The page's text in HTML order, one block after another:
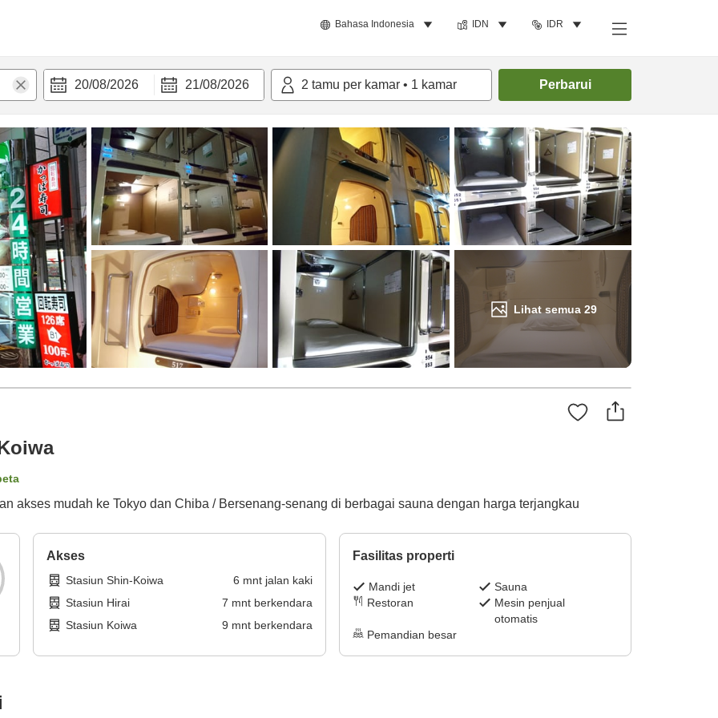
Bahasa Indonesia IDN IDR
20/08/2026 21/08/2026 2 tamu per kamar • 1 kamar Perbarui
Lihat semua 29
Cari kamar
akses mudah ke Tokyo dan Chiba / Bersenang-senang di berbagai sauna dengan harga terjangkau
Akses
Stasiun Shin-Koiwa 6 mnt jalan kaki
Stasiun Hirai
7 mnt berkendara
Stasiun Koiwa
9 mnt berkendara
Fasilitas properti
Mandi jet
Sauna
Restoran
Mesin penjual
otomatis
Pemandian besar